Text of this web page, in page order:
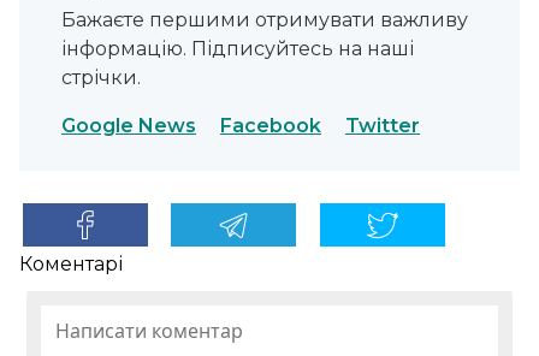
Бажаєте першими отримувати важливу
інформацію. Підписуйтесь на наші
стрічки.
Google News Facebook Twitter
Коментарі